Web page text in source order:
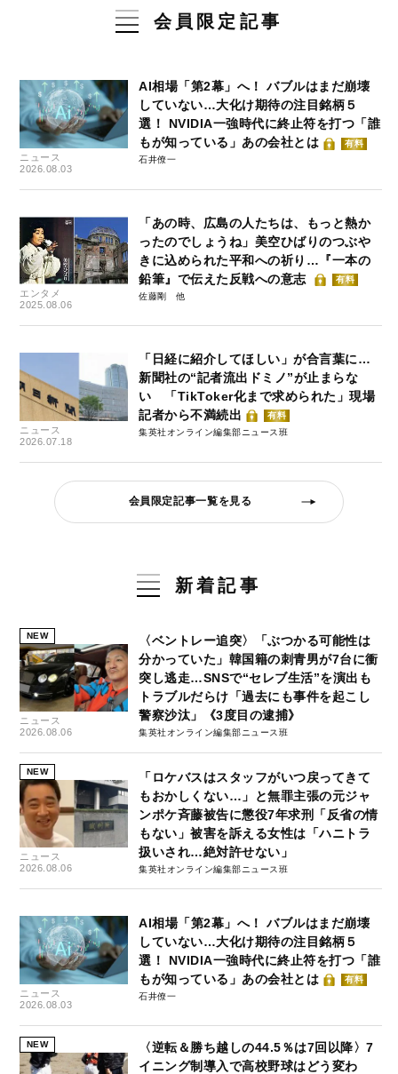
会員限定記事
ニュース
2026.08.03
AI相場「第2幕」へ！ バブルはまだ崩壊
していない…大化け期待の注目銘柄５
選！ NVIDIA一強時代に終止符を打つ「誰
もが知っている」あの会社とは
有料
石井僚一
エンタメ
2025.08.06
「あの時、広島の人たちは、もっと熱か
ったのでしょうね」美空ひばりのつぶや
きに込められた平和への祈り…『一本の
鉛筆』で伝えた反戦への意志
有料
佐藤剛
ニュース
2026.07.18
「日経に紹介してほしい」が合言葉に…
新聞社の“記者流出ドミノ”が止まらな
い 「TikToker化まで求められた」現場
記者から不満続出
有料
集英社オンライン編集部ニュース班
会員限定記事一覧を見る
新着記事
NEW
ニュース
2026.08.06
〈ベントレー追突〉「ぶつかる可能性は
分かっていた」韓国籍の刺青男が7台に衝
突し逃走…SNSで“セレブ生活”を演出も
トラブルだらけ「過去にも事件を起こし
警察沙汰」《3度目の逮捕》
集英社オンライン編集部ニュース班
NEW
ニュース
2026.08.06
「ロケバスはスタッフがいつ戻ってきて
もおかしくない…」と無罪主張の元ジャ
ンポケ斉藤被告に懲役7年求刑「反省の情
もない」被害を訴える女性は「ハニトラ
扱いされ…絶対許せない」
集英社オンライン編集部ニュース班
ニュース
2026.08.03
AI相場「第2幕」へ！ バブルはまだ崩壊
していない…大化け期待の注目銘柄５
選！ NVIDIA一強時代に終止符を打つ「誰
もが知っている」あの会社とは
有料
石井僚一
NEW
〈逆転＆勝ち越しの44.5％は7回以降〉7
イニング制導入で高校野球はどう変わ